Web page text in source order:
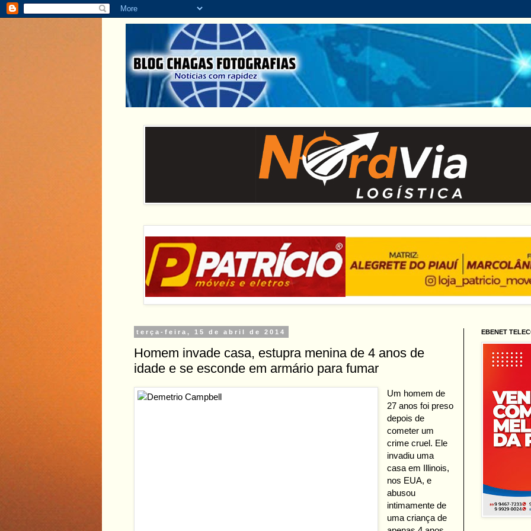
terça-feira, 15 de abril de 2014
Homem invade casa, estupra menina de 4 anos de
idade e se esconde em armário para fumar
Um homem de
27 anos foi preso
depois de
cometer um
crime cruel. Ele
invadiu uma
casa em Illinois,
nos EUA, e
abusou
intimamente de
uma criança de
EBENET